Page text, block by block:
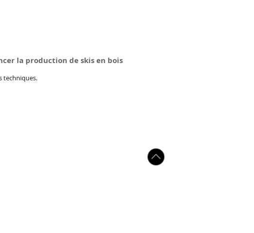
la production de skis en bois
techniques.